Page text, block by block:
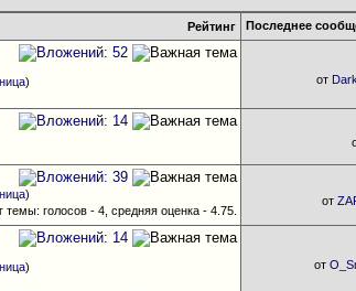
Рейтинг Последнее
)
от
)
от
)
от